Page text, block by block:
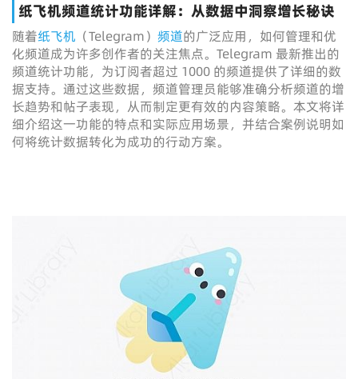
纸飞机频道统计功能详解：从数据中洞察增长秘诀
随着纸飞机 （Telegram） 频道的广泛应用，如何管理和优
化频道成为许多创作者的关注焦点。Telegram 最新推出的
频道统计功能，为订阅者超过 1000 的频道提供了详细的数
据支持。通过这些数据，频道管理员能够准确分析频道的增
长趋势和帖子表现，从而制定更有效的内容策略。本文将详
细介绍这一功能的特点和实际应用场景，并结合案例说明如
何将统计数据转化为成功的行动方案。